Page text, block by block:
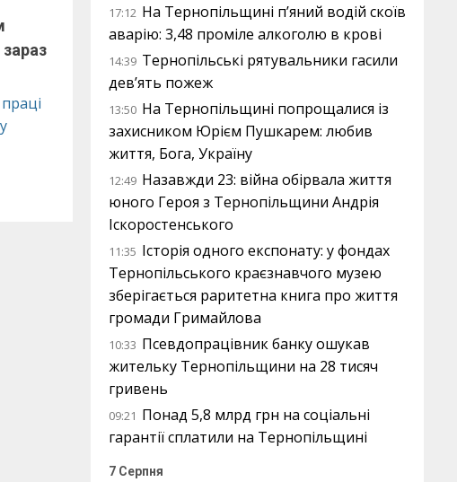
17:12 На Тернопільщині п’яний водій скоїв
аварію: 3,48 проміле алкоголю в крові
14:39 Тернопільські рятувальники гасили
дев’ять пожеж
13:50 На Тернопільщині попрощалися із
захисником Юрієм Пушкарем: любив
життя, Бога, Україну
12:49 Назавжди 23: війна обірвала життя
юного Героя з Тернопільщини Андрія
Іскоростенського
11:35 Історія одного експонату: у фондах
Тернопільського краєзнавчого музею
зберігається раритетна книга про життя
громади Гримайлова
10:33 Псевдопрацівник банку ошукав
жительку Тернопільщини на 28 тисяч
гривень
09:21 Понад 5,8 млрд грн на соціальні
гарантії сплатили на Тернопільщині
7 Серпня